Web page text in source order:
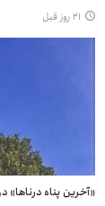
۲۱ روز قبل
«آخرین پناه